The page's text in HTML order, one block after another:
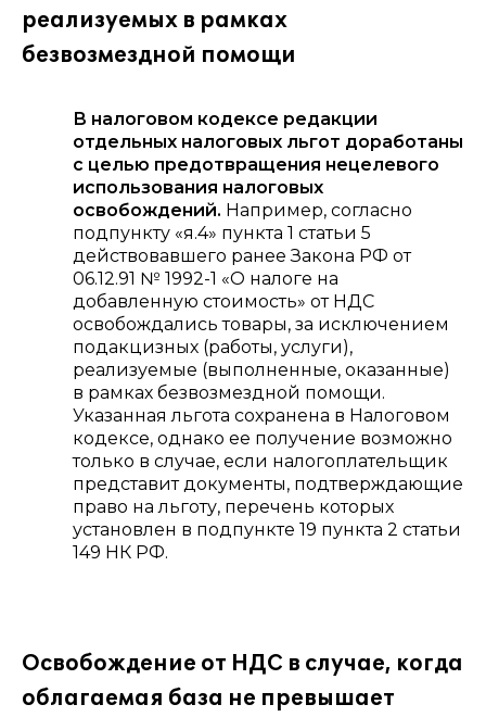
реализуемых в рамках
безвозмездной помощи
В налоговом кодексе редакции
отдельных налоговых льгот доработаны
с целью предотвращения нецелевого
использования налоговых
освобождений. Например, согласно
подпункту «я.4» пункта 1 статьи 5
действовавшего ранее Закона РФ от
06.12.91 № 1992-1 «О налоге на
добавленную стоимость» от НДС
освобождались товары, за исключением
подакцизных (работы, услуги),
реализуемые (выполненные, оказанные)
в рамках безвозмездной помощи.
Указанная льгота сохранена в Налоговом
кодексе, однако ее получение возможно
только в случае, если налогоплательщик
представит документы, подтверждающие
право на льготу, перечень которых
установлен в подпункте 19 пункта 2 статьи
149 НК РФ.
Освобождение от НДС в случае, когда
облагаемая база не превышает